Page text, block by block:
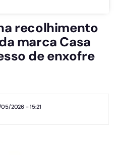
recolhimento
marca Casa
de enxofre
2026 - 15:21